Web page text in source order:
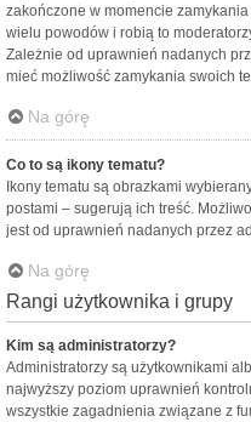
zakończone w momencie
wielu powodów i robią to
Zależnie od uprawnień nadanych
mieć możliwość zamykania swoich
Na górę
Co to są ikony tematu?
Ikony tematu są obrazkami
postami – sugerują ich treść.
jest od uprawnień nadanych przez
Na górę
Rangi użytkownika i grupy
Kim są administratorzy?
Administratorzy są użytkownikami
najwyższy poziom uprawnień
wszystkie zagadnienia związane z